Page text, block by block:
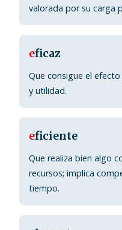
valorada por su carga
eficaz
Que consigue el
y utilidad.
eficiente
Que realiza bien algo
recursos; implica
tiempo.